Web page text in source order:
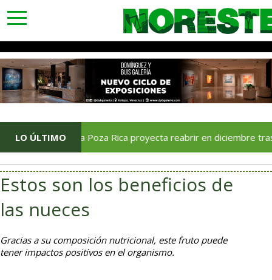
toggle
navigation
LO ÚLTIMO
Poza Rica proyecta reabrir en diciembre tras avance del
Estos son los beneficios de
las nueces
Gracias a su composición nutricional, este fruto puede
tener impactos positivos en el organismo.